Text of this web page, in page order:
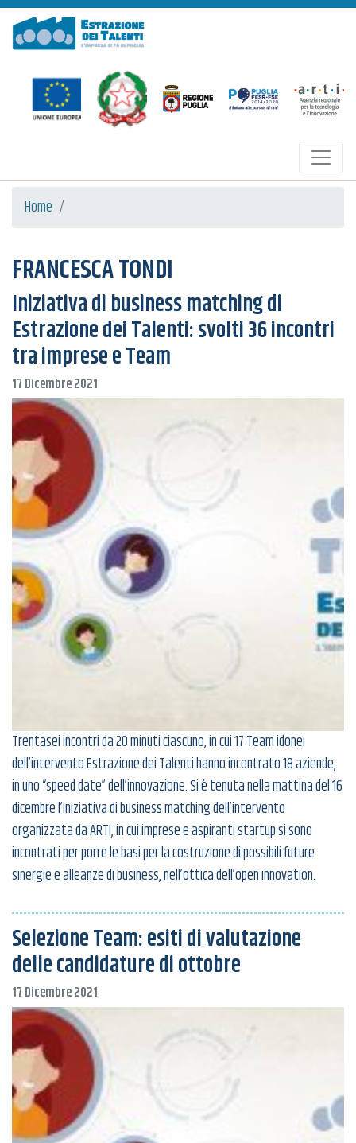
Estrazione dei Talenti
Home
FRANCESCA TONDI
Iniziativa di business matching di
Estrazione dei Talenti: svolti 36 incontri
tra imprese e Team
17 Dicembre 2021
Trentasei incontri da 20 minuti ciascuno, in cui 17 Team idonei
dell’intervento Estrazione dei Talenti hanno incontrato 18 aziende,
in uno “speed date” dell’innovazione. Si è tenuta nella mattina del 16
dicembre l’iniziativa di business matching dell’intervento
organizzata da ARTI, in cui imprese e aspiranti startup si sono
incontrati per porre le basi per la costruzione di possibili future
sinergie e alleanze di business, nell’ottica dell’open innovation.
Selezione Team: esiti di valutazione
delle candidature di ottobre
17 Dicembre 2021